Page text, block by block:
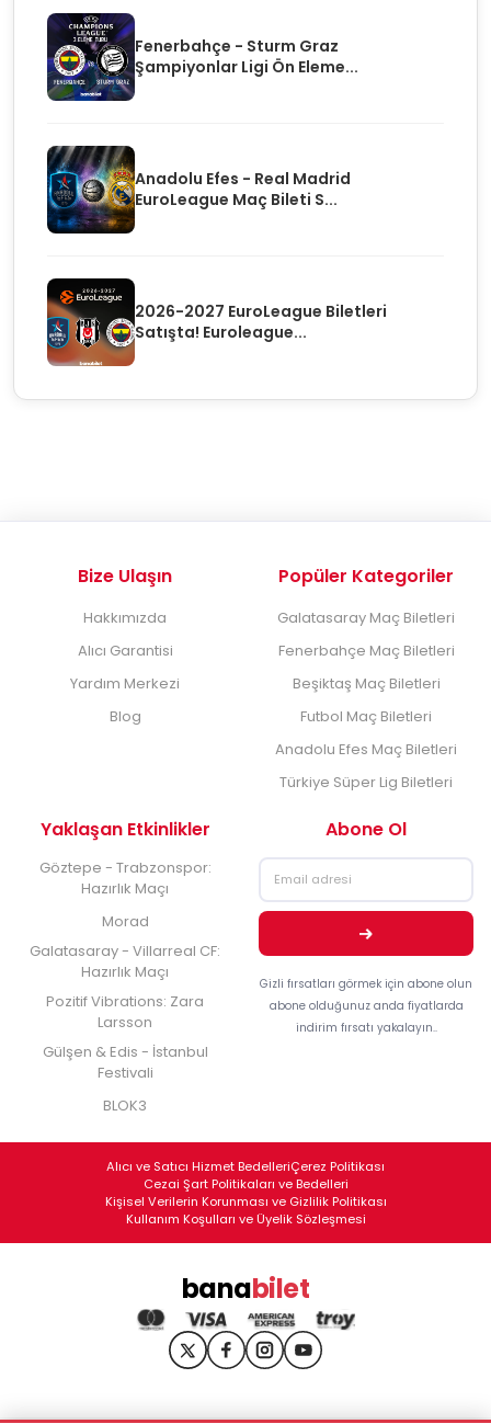
Fenerbahçe - Sturm Graz
Şampiyonlar Ligi Ön Eleme...
Anadolu Efes - Real Madrid
EuroLeague Maç Bileti S...
2026-2027 EuroLeague Biletleri
Satışta! Euroleague...
Bize Ulaşın
Hakkımızda
Alıcı Garantisi
Yardım Merkezi
Blog
Popüler Kategoriler
Galatasaray Maç Biletleri
Fenerbahçe Maç Biletleri
Beşiktaş Maç Biletleri
Futbol Maç Biletleri
Anadolu Efes Maç Biletleri
Türkiye Süper Lig Biletleri
Yaklaşan Etkinlikler
Göztepe - Trabzonspor:
Hazırlık Maçı
Morad
Galatasaray - Villarreal CF:
Hazırlık Maçı
Pozitif Vibrations: Zara
Larsson
Gülşen & Edis - İstanbul
Festivali
BLOK3
Abone Ol
Gizli fırsatları görmek için abone olun
abone olduğunuz anda fiyatlarda
indirim fırsatı yakalayın..
Alıcı ve Satıcı Hizmet BedelleriÇerez Politikası
Cezai Şart Politikaları ve Bedelleri
Kişisel Verilerin Korunması ve Gizlilik Politikası
Kullanım Koşulları ve Üyelik Sözleşmesi
banabilet